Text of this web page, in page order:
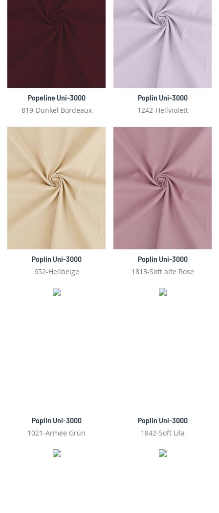
Popeline Uni-3000
819-Dunkel Bordeaux
Poplin Uni-3000
1242-Hellviolett
Poplin Uni-3000
652-Hellbeige
Poplin Uni-3000
1813-Soft alte Rose
Poplin Uni-3000
1021-Armee Grün
Poplin Uni-3000
1842-Soft Lila